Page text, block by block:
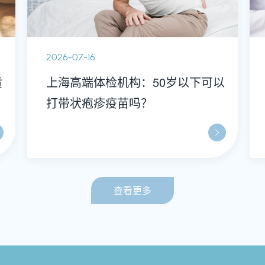
2026-07-16
上海高端体检机构：50岁以下可以
打带状疱疹疫苗吗？
查看更多